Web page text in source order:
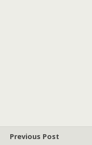
Previous Post